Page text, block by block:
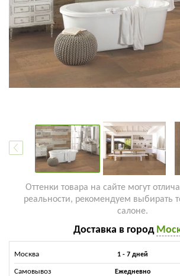
Оттенки товара на сайте могут
реальности, рекомендуем выбирать
салоне.
Доставка в город
Москва 1 - 7 дней
Самовывоз Ежедневно